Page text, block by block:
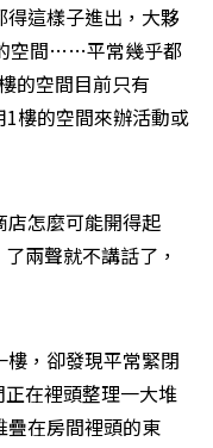
這樣子進出，大夥
空間……平常幾乎都
的空間目前只有
樓的空間來辦活動或
店怎麼可能開得起
兩聲就不講話了，
，卻發現平常緊閉
在裡頭整理一大堆
疊在房間裡頭的東